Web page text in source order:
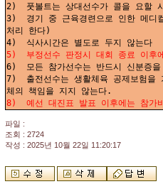
2) 풋볼트는 상대선수가 콜을 요할
3) 경기 중 근육경련으로 인한 메디
처리 한다)
4) 식사시간은 별도로 두지 않는다
5) 부정선수 판정시 대회 종료 이후
6) 모든 참가선수는 반드시 신분증
7) 출전선수는 생활체육 공제보험을
체의 책임을 지지 않는다.
8) 예선 대진표 발표 이후에는 참가
파일 :
조회 : 2724
작성 : 2025년 10월 22일 11:20:17